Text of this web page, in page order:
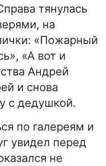
тянулась
на
«Пожарный
«А вот и
Андрей
и снова
с дедушкой.
по галереям и
увидел перед
не